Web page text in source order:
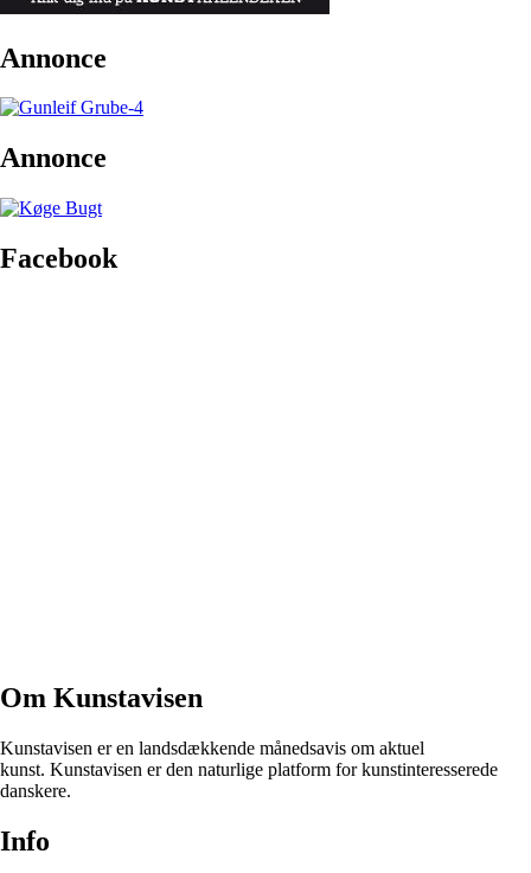
Annonce
Annonce
Facebook
Om Kunstavisen
Kunstavisen er en landsdækkende månedsavis om aktuel
kunst. Kunstavisen er den naturlige platform for kunstinteresserede
danskere.
Info